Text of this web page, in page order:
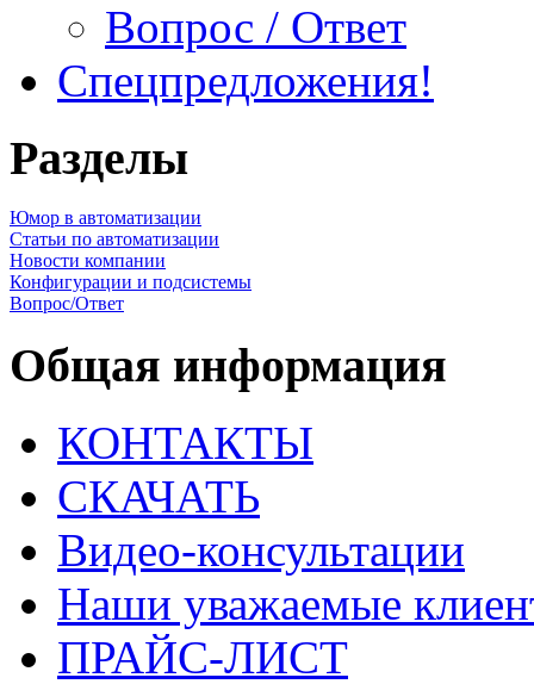
Вопрос / Ответ
Спецпредложения!
Разделы
Юмор в автоматизации
Статьи по автоматизации
Новости компании
Конфигурации и подсистемы
Вопрос/Ответ
Общая информация
КОНТАКТЫ
СКАЧАТЬ
Видео-консультации
Наши уважаемые
ПРАЙС-ЛИСТ